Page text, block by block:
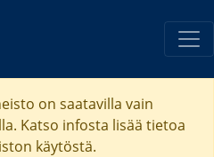
on saatavilla vain
Katso infosta lisää tietoa
käytöstä.